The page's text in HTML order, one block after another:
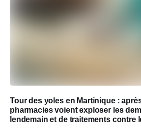
Tour des yoles en Martinique :
pharmacies voient exploser les
lendemain et de traitements contre